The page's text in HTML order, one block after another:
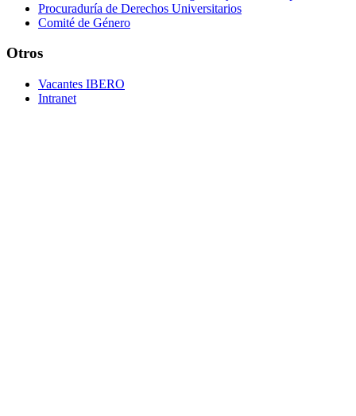
Procuraduría de Derechos Universitarios
Comité de Género
Otros
Vacantes IBERO
Intranet